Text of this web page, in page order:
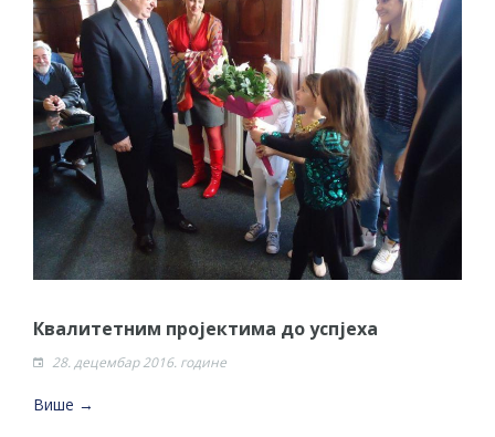
Квалитетним пројектима до успјеха
28. децембар 2016. године
Више →